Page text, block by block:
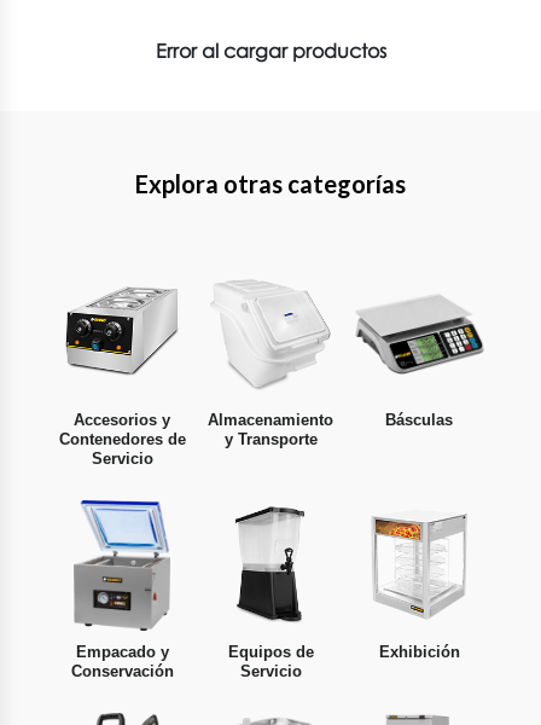
Error al cargar productos
Explora otras categorías
Accesorios y
Contenedores de
Servicio
Almacenamiento
y Transporte
Básculas
Empacado y
Conservación
Equipos de
Servicio
Exhibición